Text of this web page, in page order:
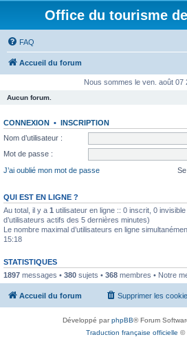
Office du tourisme
FAQ
Accueil du forum
Nous sommes le ven. août 07
Aucun forum.
CONNEXION • INSCRIPTION
Nom d’utilisateur :
Mot de passe :
J’ai oublié mon mot de passe
QUI EST EN LIGNE ?
Au total, il y a 1 utilisateur en ligne :: 0 inscrit, 0
d’utilisateurs actifs des 5 dernières minutes)
Le nombre maximal d’utilisateurs en ligne
15:18
STATISTIQUES
1897 messages • 380 sujets • 368 membres • Notre
Accueil du forum Supprimer les
Développé parphpBB® Forum
Traduction française officielle ©